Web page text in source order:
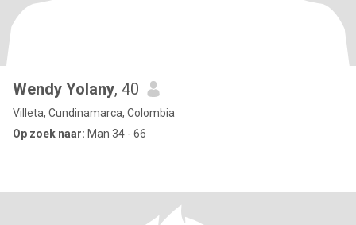
Wendy Yolany, 40
Villeta, Cundinamarca, Colombia
Op zoek naar: Man 34 - 66